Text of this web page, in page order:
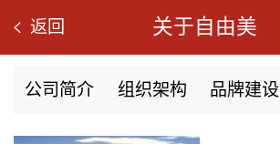
关于自由美
返回
公司简介 组织架构 品牌建设